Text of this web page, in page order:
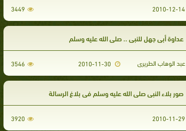
2010-12-14
3449
عداوة أبي جهل للنبي .. صلى الله عليه وسلم
عبد الوهاب الطريرى 3546
صور بلاء النبي صلى الله عليه وسلم في بلاغ الرسالة
2010-11-29
3920